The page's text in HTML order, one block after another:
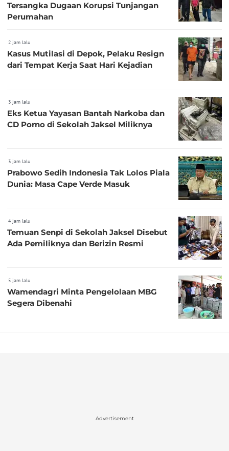
Tersangka Dugaan Korupsi Tunjangan
Perumahan
2 jam lalu
Kasus Mutilasi di Depok, Pelaku Resign
dari Tempat Kerja Saat Hari Kejadian
3 jam lalu
Eks Ketua Yayasan Bantah Narkoba dan
CD Porno di Sekolah Jaksel Miliknya
3 jam lalu
Prabowo Sedih Indonesia Tak Lolos Piala
Dunia: Masa Cape Verde Masuk
4 jam lalu
Temuan Senpi di Sekolah Jaksel Disebut
Ada Pemiliknya dan Berizin Resmi
5 jam lalu
Wamendagri Minta Pengelolaan MBG
Segera Dibenahi
Advertisement